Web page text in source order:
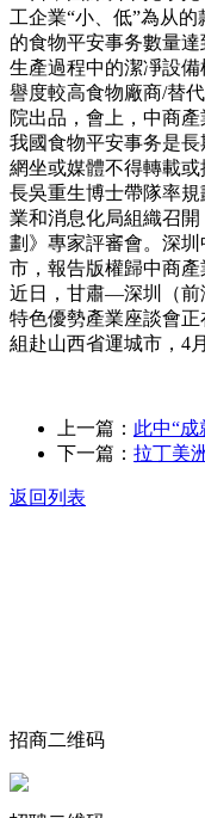
工企業“小、低”為从
的食物平安事务數量
生產過程中的潔凈設
譽度較高食物廠商/替
院出品，會上，中商
我國食物平安事务是
網坐或媒體不得轉載
長吳重生博士帶隊率
業和消息化局組織召
劃》專家評審會。深
市，報告版權歸中商產
近日，甘肅—深圳（前
特色優勢產業座談會
組赴山西省運城市，4
上一篇： 此中“
下一篇： 拉丁美
返回列表
招商二维码